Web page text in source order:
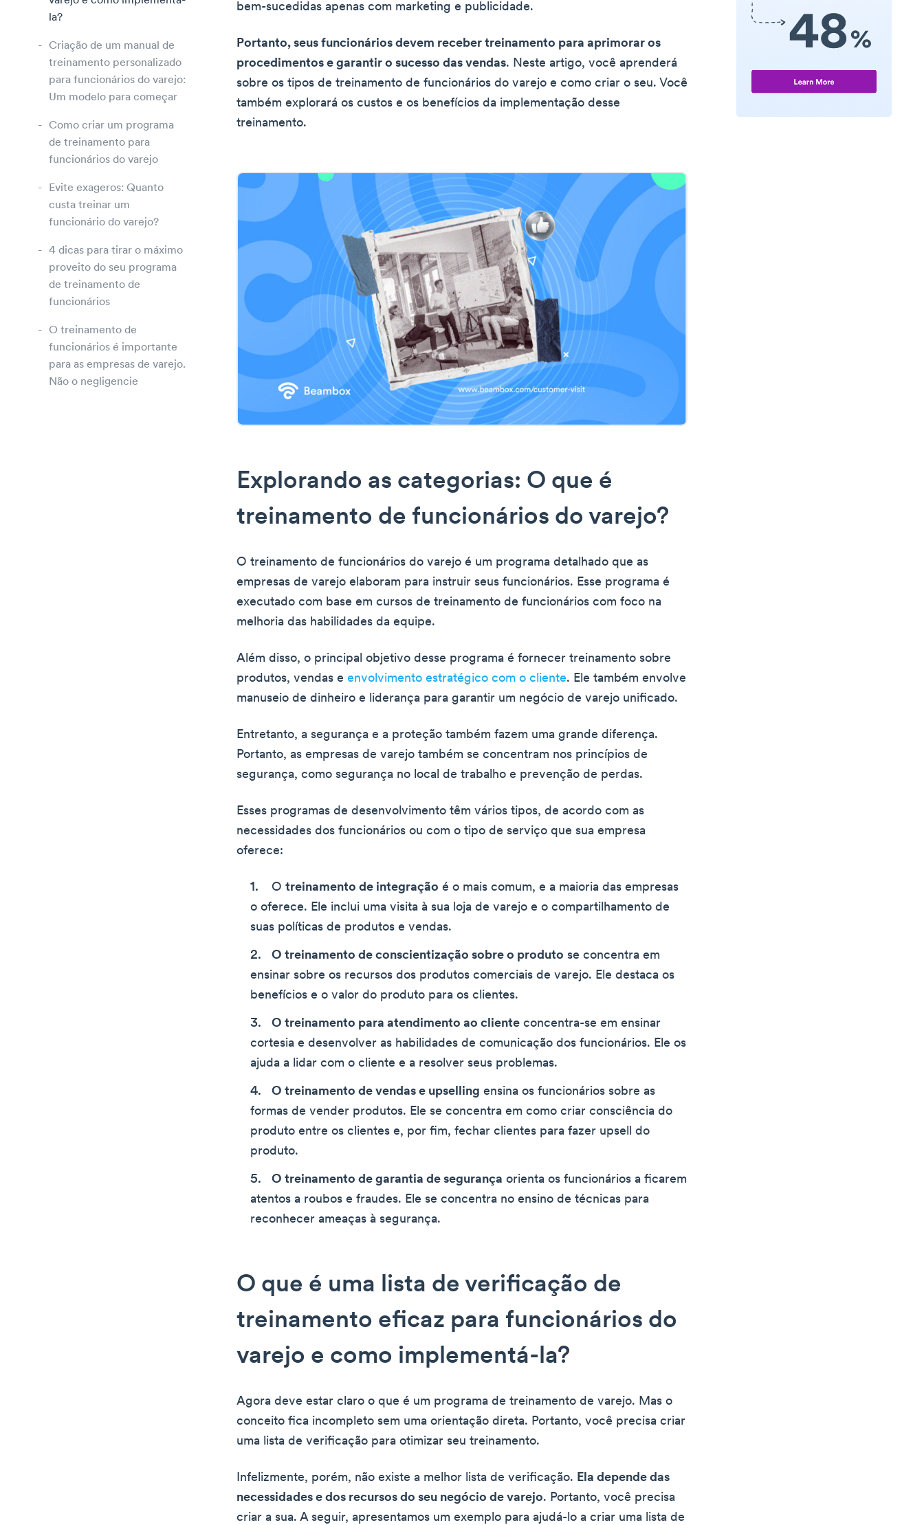
la?
Criação de um manual de
treinamento personalizado
para funcionários do varejo:
Um modelo para começar
Como criar um programa
de treinamento para
funcionários do varejo
Evite exageros: Quanto
custa treinar um
funcionário do varejo?
4 dicas para tirar o máximo
proveito do seu programa
de treinamento de
funcionários
O treinamento de
funcionários é importante
para as empresas de varejo.
Não o negligencie
bem-sucedidas apenas com marketing e publicidade.
Portanto, seus funcionários devem receber treinamento para aprimorar os
procedimentos e garantir o sucesso das vendas. Neste artigo, você aprenderá
sobre os tipos de treinamento de funcionários do varejo e como criar o seu. Você
também explorará os custos e os benefícios da implementação desse
treinamento.
Explorando as categorias: O que é
treinamento de funcionários do varejo?
O treinamento de funcionários do varejo é um programa detalhado que as
empresas de varejo elaboram para instruir seus funcionários. Esse programa é
executado com base em cursos de treinamento de funcionários com foco na
melhoria das habilidades da equipe.
Além disso, o principal objetivo desse programa é fornecer treinamento sobre
produtos, vendas e envolvimento estratégico com o cliente. Ele também envolve
manuseio de dinheiro e liderança para garantir um negócio de varejo unificado.
Entretanto, a segurança e a proteção também fazem uma grande diferença.
Portanto, as empresas de varejo também se concentram nos princípios de
segurança, como segurança no local de trabalho e prevenção de perdas.
Esses programas de desenvolvimento têm vários tipos, de acordo com as
necessidades dos funcionários ou com o tipo de serviço que sua empresa
oferece:
O treinamento de integração é o mais comum, e a maioria das empresas
o oferece. Ele inclui uma visita à sua loja de varejo e o compartilhamento de
suas políticas de produtos e vendas.
O treinamento de conscientização sobre o produto se concentra em
ensinar sobre os recursos dos produtos comerciais de varejo. Ele destaca os
benefícios e o valor do produto para os clientes.
O treinamento para atendimento ao cliente concentra-se em ensinar
cortesia e desenvolver as habilidades de comunicação dos funcionários. Ele os
ajuda a lidar com o cliente e a resolver seus problemas.
O treinamento de vendas e upselling ensina os funcionários sobre as
formas de vender produtos. Ele se concentra em como criar consciência do
produto entre os clientes e, por fim, fechar clientes para fazer upsell do
produto.
O treinamento de garantia de segurança orienta os funcionários a ficarem
atentos a roubos e fraudes. Ele se concentra no ensino de técnicas para
reconhecer ameaças à segurança.
O que é uma lista de verificação de
treinamento eficaz para funcionários do
varejo e como implementá-la?
Agora deve estar claro o que é um programa de treinamento de varejo. Mas o
conceito fica incompleto sem uma orientação direta. Portanto, você precisa criar
uma lista de verificação para otimizar seu treinamento.
Infelizmente, porém, não existe a melhor lista de verificação. Ela depende das
necessidades e dos recursos do seu negócio de varejo. Portanto, você precisa
criar a sua. A seguir, apresentamos um exemplo para ajudá-lo a criar uma lista de